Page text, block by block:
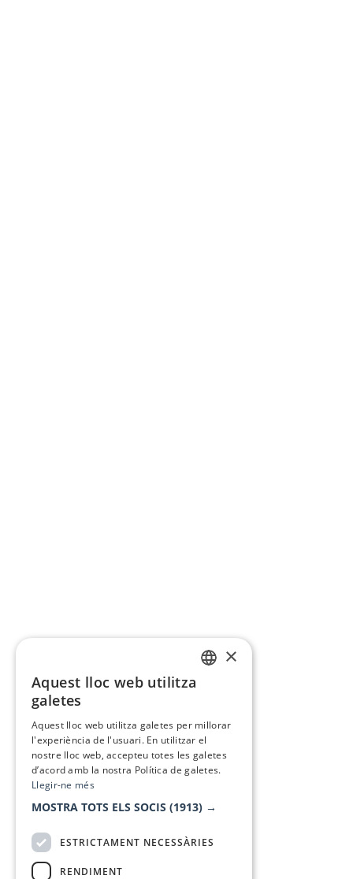
×
Aquest lloc web utilitza
galetes
Aquest lloc web utilitza galetes per millorar
l'experiència de l'usuari. En utilitzar el
nostre lloc web, accepteu totes les galetes
d’acord amb la nostra Política de galetes.
Llegir-ne més
MOSTRA TOTS ELS SOCIS (1913) →
ESTRICTAMENT NECESSÀRIES
RENDIMENT